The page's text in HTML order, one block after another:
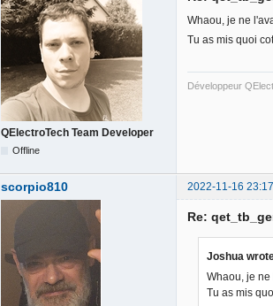
QElectroTech Team Developer
Offline
Whaou, je ne
Tu as mis quoi
Développeur
scorpio810 2022-11-16
Re:
Joshua
Whaou, je
Tu as mis